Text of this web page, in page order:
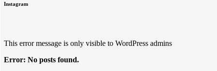
Instagram
This error message is only visible to WordPress admins
Error: No posts found.